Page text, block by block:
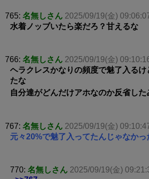
765: 名無しさん 2025/09/19(金)
水着ノッブいたら楽だろ？甘えるな
766: 名無しさん 2025/09/19(金)
ヘラクレスかなりの頻度で魅了入る
たな
自分達がどんだけアホなのか反省した
767: 名無しさん 2025/09/19(金)
元々20%で魅了入ってたんじゃなかっ
770: 名無しさん 2025/09/19(金)